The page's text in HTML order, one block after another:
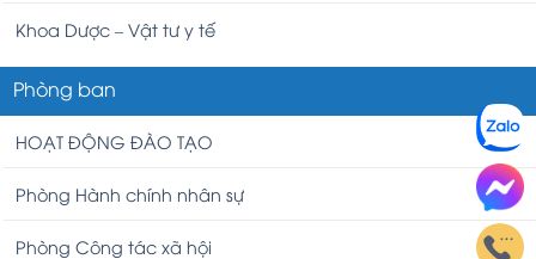
Khoa Dược – Vật tư y tế
Phòng ban
HOẠT ĐỘNG ĐÀO TẠO
Phòng Hành chính nhân sự
Phòng Công tác xã hội